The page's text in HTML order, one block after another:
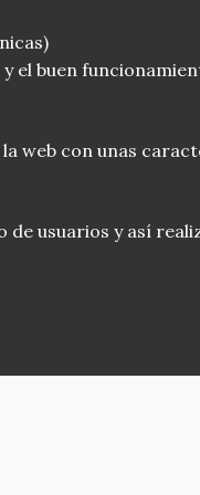
el buen
web con unas
usuarios y así